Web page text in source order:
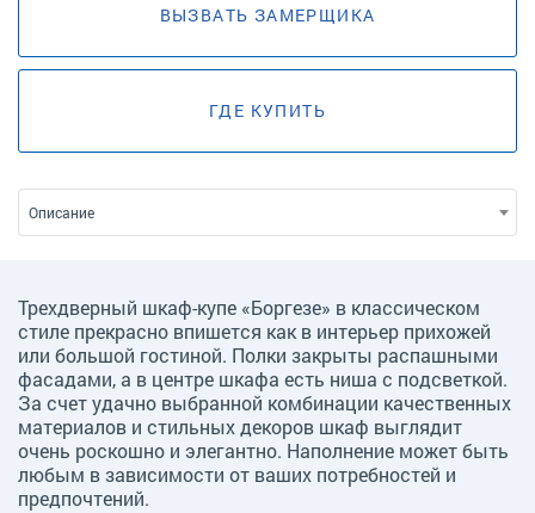
ВЫЗВАТЬ ЗАМЕРЩИКА
ГДЕ КУПИТЬ
Описание
Трехдверный шкаф-купе «Боргезе» в классическом
стиле прекрасно впишется как в интерьер прихожей
или большой гостиной. Полки закрыты распашными
фасадами, а в центре шкафа есть ниша с подсветкой.
За счет удачно выбранной комбинации качественных
материалов и стильных декоров шкаф выглядит
очень роскошно и элегантно. Наполнение может быть
любым в зависимости от ваших потребностей и
предпочтений.